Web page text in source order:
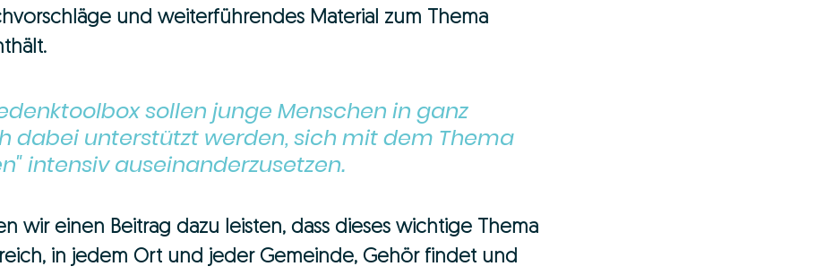
und weiterführendes Material zum Thema
sollen junge Menschen in ganz
dabei unterstützt werden, sich mit dem Thema
intensiv auseinanderzusetzen.
wir einen Beitrag dazu leisten, dass dieses wichtige Thema
in jedem Ort und jeder Gemeinde, Gehör findet und